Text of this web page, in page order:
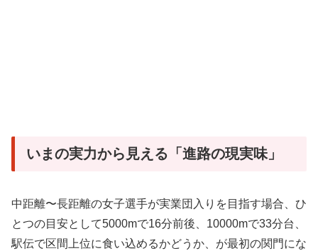
いまの実力から見える「進路の現実味」
中距離〜長距離の女子選手が実業団入りを目指す場合、ひ
とつの目安として5000mで16分前後、10000mで33分台、
駅伝で区間上位に食い込めるかどうか、が最初の関門にな